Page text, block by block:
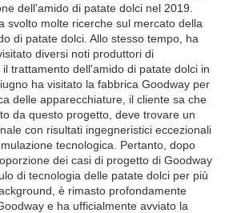
dell'amido di patate dolci nel 2019.
svolto molte ricerche sul mercato della
di patate dolci. Allo stesso tempo, ha
diversi noti produttori di
trattamento dell'amido di patate dolci in
ha visitato la fabbrica Goodway per
delle apparecchiature, il cliente sa che
da questo progetto, deve trovare un
con risultati ingegneristici eccezionali
tecnologica. Pertanto, dopo
dei casi di progetto di Goodway
di tecnologia delle patate dolci per più
è rimasto profondamente
e ha ufficialmente avviato la